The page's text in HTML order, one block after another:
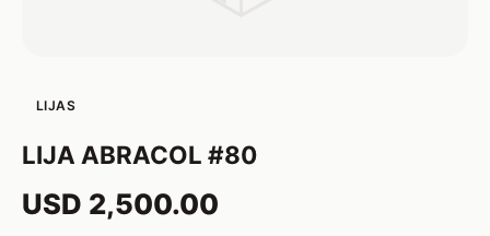
LIJAS
LIJA ABRACOL #80
USD 2,500.00